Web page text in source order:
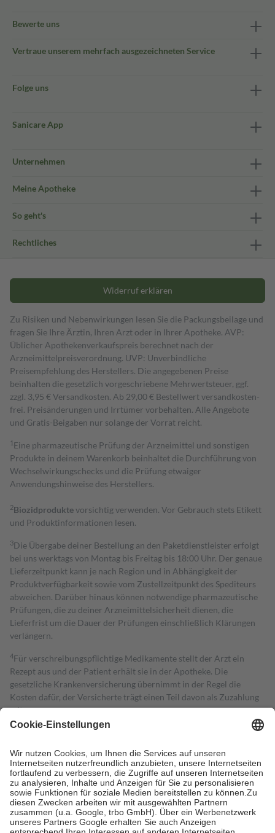
Bewerte uns
Vertraue unserem mehrfach ausgezeichneten Service
Folge uns
Sanicare App
Unternehmen
Meine Apotheke
So geht's
Rechtliches
Widerruf erklären
Zu Risiken und Nebenwirkungen lesen Sie die Packungsbeilage und
fragen Sie Ihre Ärztin, Ihren Arzt oder in Ihrer Apotheke. AVP:
Üblicher Apothekenverkaufspreis berechnet nach der
Arzneimittelpreisverordnung. UVP: Unverbindliche
Preisempfehlung des Herstellers. Die angegebenen Preise
beinhalten die gesetzlich vorgeschriebene Mehrwertsteuer, ggf.
zzgl. 3,95 € Versandkosten. Ab 29,00 € Bestell­wert versand­kosten­
frei. Preisänderungen und Irrtümer vorbehalten. Alle Angebote
und Gratis-Beigaben nur solange der Vorrat reicht.
1 Eine pharmazeutische Prüfung der Arzneimittel und sonstigen
Produkte in deinem Warenkorb beinhaltet die Durchführung von
Wechselwirkungschecks und die Prüfung etwaiger
Anwendungshinweise des Herstellers.
2Biozidproduktevorsichtig verwenden. Vor Gebrauch stets Etikett
und Produktinformationen lesen.
3Die Übergabe deiner Bestellung an den Paketdienstleister erfolgt
bei uns werktags von Montag bis Freitag bis 18:00 Uhr. Der genaue
Lieferzeitpunkt kann je nach Region und in Abhängigkeit der
Produktverfügbarkeit sowie vom Zustellzeitpunkt des Spediteurs
abweichen. Darüber hinaus können notwendige pharmazeutische
Prüfungen, die zu deiner Arzneimittelsicherheit dienen, die
Lieferfrist um die Dauer der Prüfungen einschließlich Klärungen
verlängern.
4Für verschreibungspflichtige Medikamente stellt der Arzt ein
Rezept aus und der Patient erhält sie in der Apotheke. Die
gesetzliche Krankenversicherung übernimmt in der Regel die
Kosten dafür, der Versicherte trägt einen Teil davon als Zuzahlung
mit.
Grundsätzlich leisten Mitglieder Zuzahlungen in Höhe von zehn
höchstens zehn Euro.
Es sind jedoch nie mehr als die tatsächlichen
Kosten der Leistung zu entrichten.
Diese Regeln gelten grundsätzlich auch für Online-Apotheken.
Bei Heilmitteln und häuslicher Krankenpflege beträgt die
Zuzahlung zehn Prozent der Kosten sowie zehn Euro je
Verordnung.
Um das Engagement der Versicherten für ihre eigene Gesundheit zu